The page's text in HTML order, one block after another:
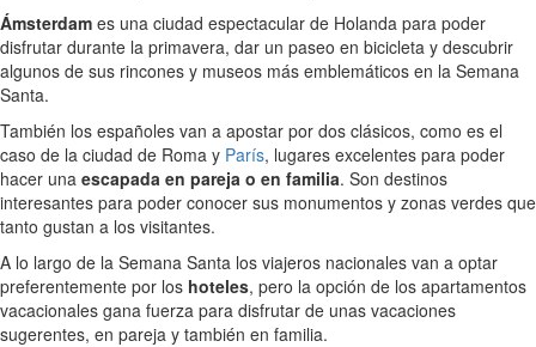
Ámsterdam es una ciudad espectacular de Holanda para poder
disfrutar durante la primavera, dar un paseo en bicicleta y descubrir
algunos de sus rincones y museos más emblemáticos en la Semana
Santa.
También los españoles van a apostar por dos clásicos, como es el
caso de la ciudad de Roma y París, lugares excelentes para poder
hacer una escapada en pareja o en familia. Son destinos
interesantes para poder conocer sus monumentos y zonas verdes que
tanto gustan a los visitantes.
A lo largo de la Semana Santa los viajeros nacionales van a optar
preferentemente por los hoteles, pero la opción de los apartamentos
vacacionales gana fuerza para disfrutar de unas vacaciones
sugerentes, en pareja y también en familia.